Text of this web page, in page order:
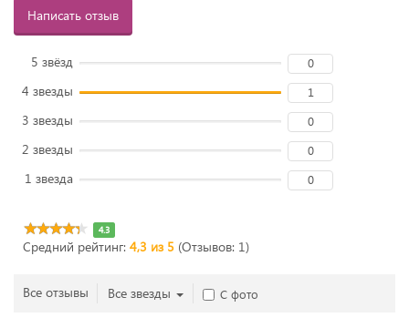
Написать отзыв
5 звёзд 0
4 звезды 1
3 звезды 0
2 звезды 0
1 звезда 0
4.3
Средний рейтинг: 4,3 из 5 (Отзывов: 1)
Все отзывы Все звезды С фото